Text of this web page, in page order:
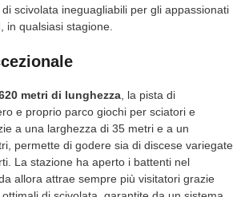
scivolata ineguagliabili per gli appassionati
in qualsiasi stagione.
metri di lunghezza , la pista di
e proprio parco giochi per sciatori e
a una larghezza di 35 metri e a un
permette di godere sia di discese variegate
La stazione ha aperto i battenti nel
allora attrae sempre più visitatori grazie